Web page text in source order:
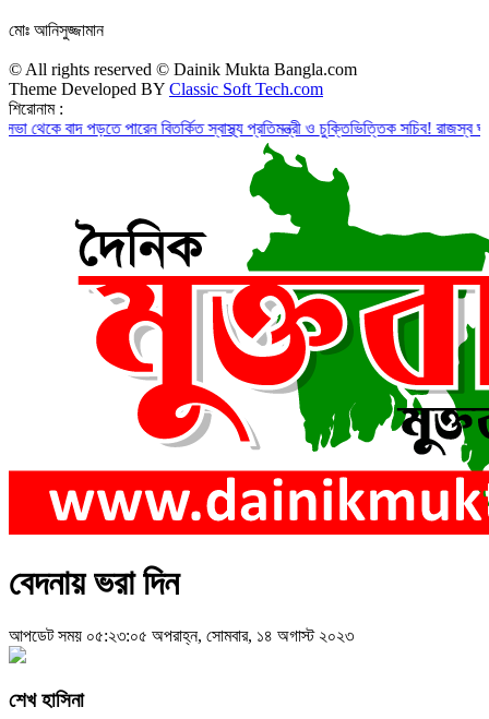
মোঃ আনিসুজ্জামান
© All rights reserved © Dainik Mukta Bangla.com
Theme Developed BY Classic Soft Tech.com
শিরোনাম :
পড়তে পারেন বিতর্কিত স্বাস্থ্য প্রতিমন্ত্রী ও চুক্তিভিত্তিক সচিব!রাজস্ব ঘাটতি ৮৮
বেদনায় ভরা দিন
আপডেট সময় ০৫:২৩:০৫ অপরাহ্ন, সোমবার, ১৪ অগাস্ট ২০২৩
শেখ হাসিনা